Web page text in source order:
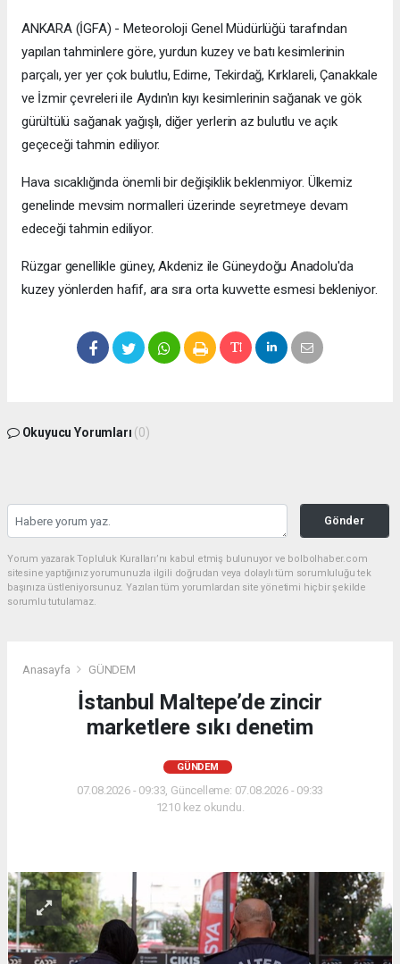
ANKARA (İGFA) - Meteoroloji Genel Müdürlüğü tarafından
yapılan tahminlere göre, yurdun kuzey ve batı kesimlerinin
parçalı, yer yer çok bulutlu, Edirne, Tekirdağ, Kırklareli, Çanakkale
ve İzmir çevreleri ile Aydın'ın kıyı kesimlerinin sağanak ve gök
gürültülü sağanak yağışlı, diğer yerlerin az bulutlu ve açık
geçeceği tahmin ediliyor.
Hava sıcaklığında önemli bir değişiklik beklenmiyor. Ülkemiz
genelinde mevsim normalleri üzerinde seyretmeye devam
edeceği tahmin ediliyor.
Rüzgar genellikle güney, Akdeniz ile Güneydoğu Anadolu'da
kuzey yönlerden hafif, ara sıra orta kuvvette esmesi bekleniyor.
Okuyucu Yorumları (0)
Gönder
Yorum yazarak Topluluk Kuralları’nı kabul etmiş bulunuyor ve bolbolhaber.com
sitesine yaptığınız yorumunuzla ilgili doğrudan veya dolaylı tüm sorumluluğu tek
başınıza üstleniyorsunuz. Yazılan tüm yorumlardan site yönetimi hiçbir şekilde
sorumlu tutulamaz.
Anasayfa GÜNDEM
İstanbul Maltepe’de zincir
marketlere sıkı denetim
GÜNDEM
07.08.2026 - 09:33, Güncelleme: 07.08.2026 - 09:33
1210 kez okundu.